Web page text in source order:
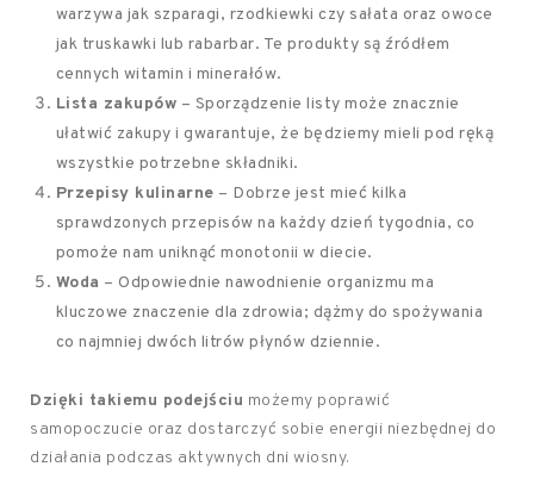
warzywa jak szparagi, rzodkiewki czy sałata oraz owoce
jak truskawki lub rabarbar. Te produkty są źródłem
cennych witamin i minerałów.
Lista zakupów – Sporządzenie listy może znacznie
ułatwić zakupy i gwarantuje, że będziemy mieli pod ręką
wszystkie potrzebne składniki.
Przepisy kulinarne – Dobrze jest mieć kilka
sprawdzonych przepisów na każdy dzień tygodnia, co
pomoże nam uniknąć monotonii w diecie.
Woda – Odpowiednie nawodnienie organizmu ma
kluczowe znaczenie dla zdrowia; dążmy do spożywania
co najmniej dwóch litrów płynów dziennie.
Dzięki takiemu podejściu możemy poprawić
samopoczucie oraz dostarczyć sobie energii niezbędnej do
działania podczas aktywnych dni wiosny.